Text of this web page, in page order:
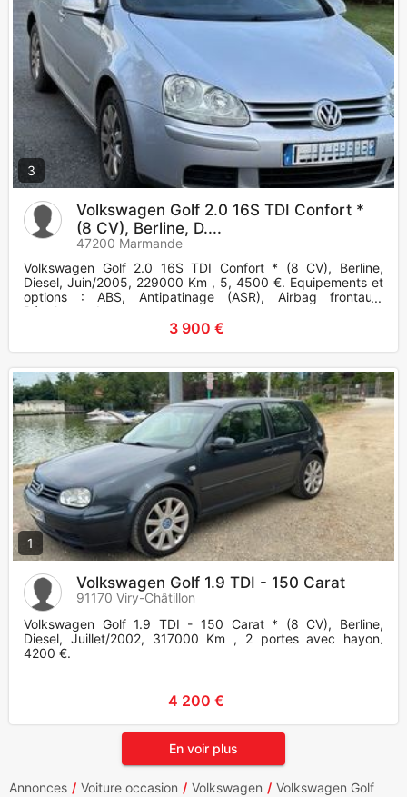
3
Volkswagen Golf 2.0 16S TDI Confort *
(8 CV), Berline, D....
47200 Marmande
Volkswagen Golf 2.0 16S TDI Confort * (8 CV), Berline,
Diesel, Juin/2005, 229000 Km , 5, 4500 €. Equipements et
options : ABS, Antipatinage (ASR), Airbag frontaux,
Régulateur de v
3 900 €
1
Volkswagen Golf 1.9 TDI - 150 Carat
91170 Viry-Châtillon
Volkswagen Golf 1.9 TDI - 150 Carat * (8 CV), Berline,
Diesel, Juillet/2002, 317000 Km , 2 portes avec hayon,
4200 €.
4 200 €
En voir plus
Annonces Voiture occasion Volkswagen Volkswagen Golf